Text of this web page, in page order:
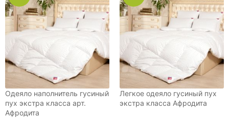
Одеяло наполнитель гусиный
пух экстра класса арт.
Афродита
Легкое одеяло гусиный пух
экстра класса Афродита